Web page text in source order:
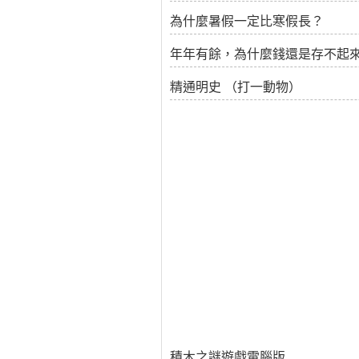
為什麼暑假一定比寒假長？
年年有餘，為什麼錢還是存不起
精通明史 （打一動物）